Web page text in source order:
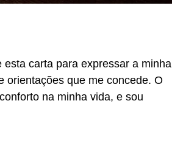
carta para expressar a minha
orientações que me concede. O
na minha vida, e sou